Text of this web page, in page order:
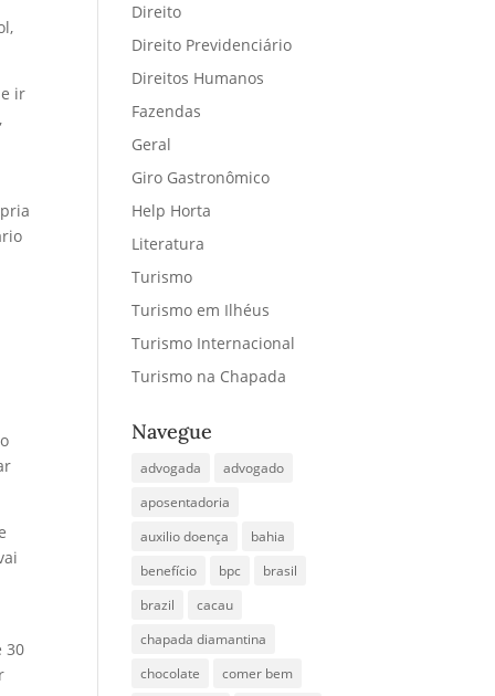
ir
30
Direito
Direito Previdenciário
Direitos Humanos
Fazendas
Geral
Giro Gastronômico
Help Horta
Literatura
Turismo
Turismo em Ilhéus
Turismo Internacional
Turismo na Chapada
Navegue
advogada
advogado
aposentadoria
auxilio doença
bahia
benefício
bpc
brasil
brazil
cacau
chapada diamantina
chocolate
comer bem